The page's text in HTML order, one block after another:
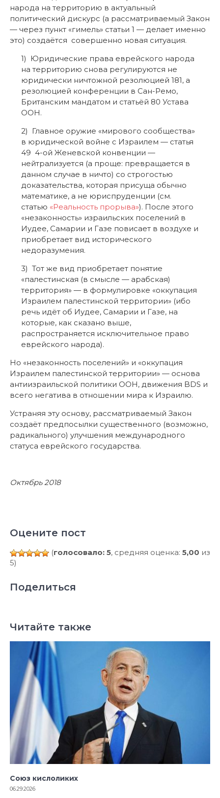
1) Юридические права еврейского народа
на территорию снова регулируются не
юридически ничтожной резолюцией 181, а
резолюцией конференции в Сан-Ремо,
Британским мандатом и статьёй 80 Устава
ООН.
2) Главное оружие «мирового сообщества»
в юридической войне с Израилем — статья
49 4-ой Женевской конвенции —
нейтрализуется (а проще: превращается в
данном случае в ничто) со строгостью
доказательства, которая присуща обычно
математике, а не юриспруденции (см.
статью«Реальность прорыва»). После этого
«незаконность» израильских поселений в
Иудее, Самарии и Газе повисает в воздухе и
приобретает вид исторического
недоразумения.
3) Тот же вид приобретает понятие
«палестинская (в смысле — арабская)
территория» — в формулировке «оккупация
Израилем палестинской территории» (ибо
речь идёт об Иудее, Самарии и Газе, на
которые, как сказано выше,
распространяется исключительное право
еврейского народа).
Но «незаконность поселений» и «оккупация
Израилем палестинской территории» — основа
антиизраильской политики ООН, движения BDS и
всего негатива в отношении мира к Израилю.
Устраняя эту основу, рассматриваемый Закон
создаёт предпосылки существенного (возможно,
радикального) улучшения международного
статуса еврейского государства.
Октябрь 2018
Оцените пост
Поделиться
Союз кислоликих